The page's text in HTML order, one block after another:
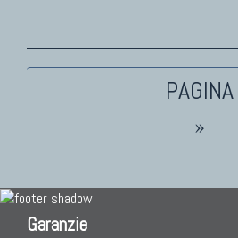
Collezione Hyderabad
»
Garanzie